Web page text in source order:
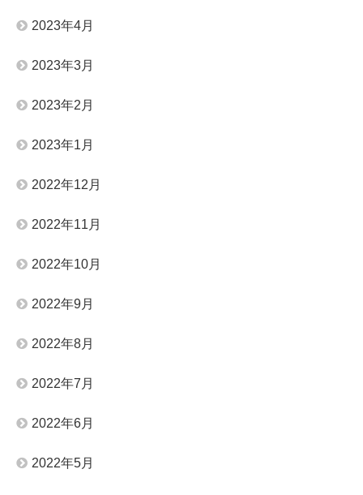
2023年4月
2023年3月
2023年2月
2023年1月
2022年12月
2022年11月
2022年10月
2022年9月
2022年8月
2022年7月
2022年6月
2022年5月